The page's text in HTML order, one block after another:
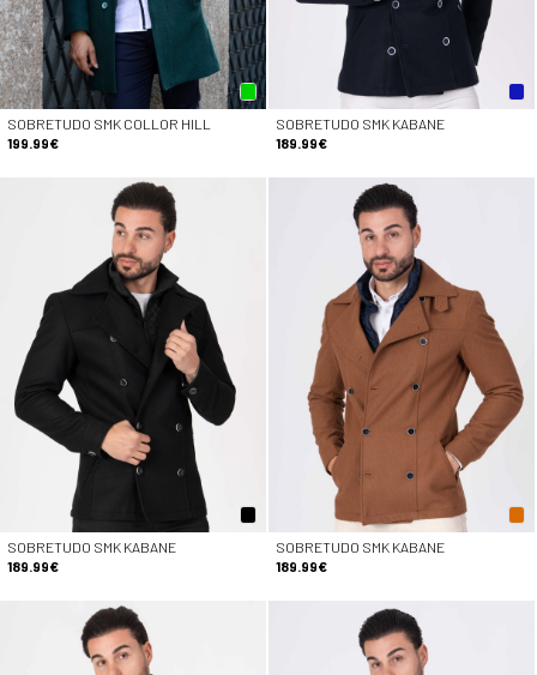
SOBRETUDO SMK COLLOR HILL
199.99€
SOBRETUDO SMK KABANE
189.99€
SOBRETUDO SMK KABANE
189.99€
SOBRETUDO SMK KABANE
189.99€